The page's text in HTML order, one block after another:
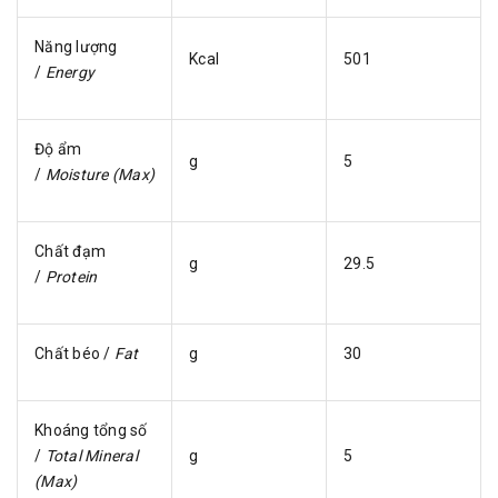
Năng lượng
/ Energy
Kcal 501
Độ ẩm
/ Moisture (Max)
g 5
Chất đạm
/ Protein
g 29.5
Chất béo / Fat g 30
Khoáng tổng số
/ Total Mineral
(Max)
g 5